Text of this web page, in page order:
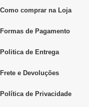
Como comprar na Loja
Formas de Pagamento
Politica de Entrega
Frete e Devoluções
Política de Privacidade